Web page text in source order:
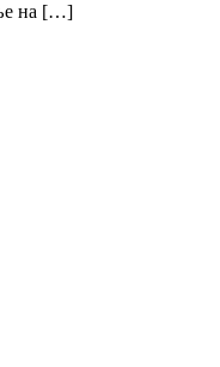
на […]